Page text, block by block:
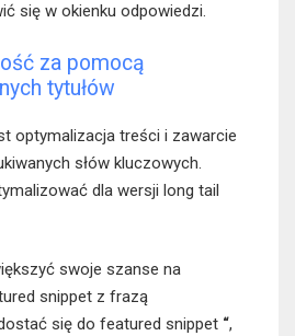
się w okienku odpowiedzi.
za pomocą
tytułów
optymalizacja treści i zawarcie
słów kluczowych.
dla wersji long tail
swoje szanse na
snippet z frazą
się do featured snippet “,